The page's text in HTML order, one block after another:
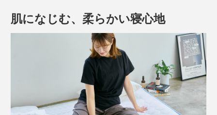
肌になじむ、柔らかい寝心地